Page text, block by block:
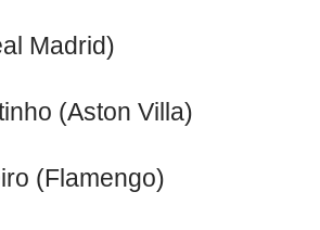
Madrid)
(Aston Villa)
(Flamengo)